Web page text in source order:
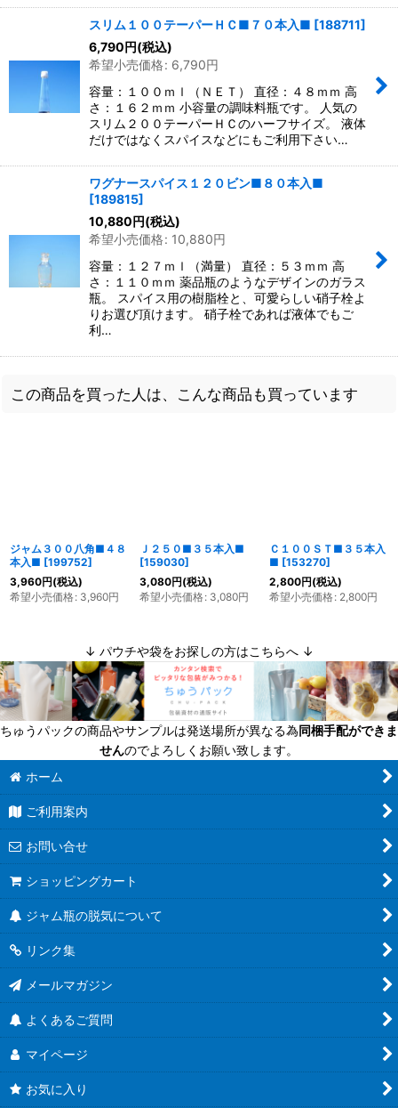
スリム１００テーパーＨＣ■７０本入■ [188711]
6,790円(税込)
希望小売価格: 6,790円
容量：１００ｍｌ（ＮＥＴ） 直径：４８ｍｍ 高
さ：１６２ｍｍ 小容量の調味料瓶です。 人気の
スリム２００テーパーＨＣのハーフサイズ。 液体
だけではなくスパイスなどにもご利用下さい…
ワグナースパイス１２０ビン■８０本入■
[189815]
10,880円(税込)
希望小売価格: 10,880円
容量：１２７ｍｌ（満量） 直径：５３ｍｍ 高
さ：１１０ｍｍ 薬品瓶のようなデザインのガラス
瓶。 スパイス用の樹脂栓と、可愛らしい硝子栓よ
りお選び頂けます。 硝子栓であれば液体でもご
利…
この商品を買った人は、こんな商品も買っています
ジャム３００八角■４８
本入■ [199752]
3,960円(税込)
希望小売価格: 3,960円
Ｊ２５０■３５本入■
[159030]
3,080円(税込)
希望小売価格: 3,080円
Ｃ１００ＳＴ■３５本入
■ [153270]
2,800円(税込)
希望小売価格: 2,800円
↓ パウチや袋をお探しの方はこちらへ ↓
ちゅうパックの商品やサンプルは発送場所が異なる為同梱手配ができま
せんのでよろしくお願い致します。
ホーム
ご利用案内
お問い合せ
ショッピングカート
ジャム瓶の脱気について
リンク集
メールマガジン
よくあるご質問
マイページ
お気に入り